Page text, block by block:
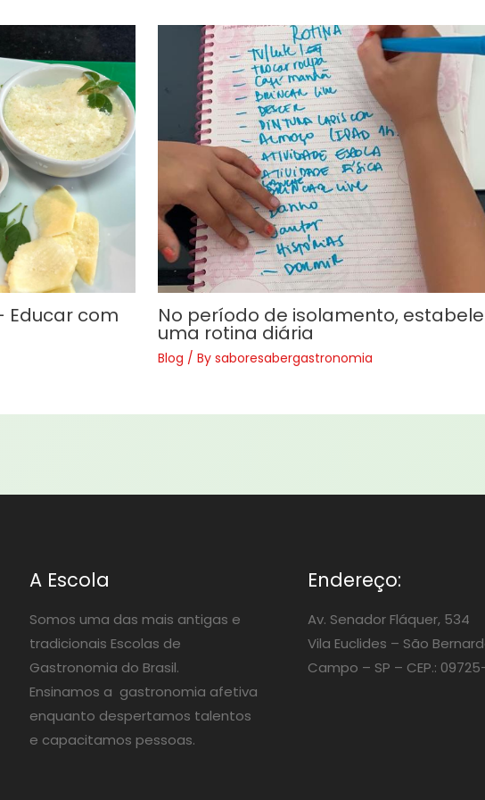
Educar com No período de isolamento,
uma rotina diária
Blog / By saboresabergastronomia
A Escola
Somos uma das mais antigas e
tradicionais Escolas de
Gastronomia do Brasil.
Ensinamos a gastronomia afetiva
enquanto despertamos talentos
e capacitamos pessoas.
Endereço:
Av. Senador Fláquer, 534
Vila Euclides – São
Campo – SP – CEP.: